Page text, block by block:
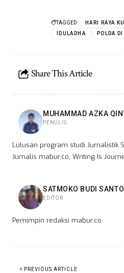
TAGGED: HARI RAYA
IDULADHA
POLDA
Share This Article
MUHAMMAD AZKA
PENULIS
Lulusan program studi Jurnalistik
Jurnalis mabur.co, Writing Is
SATMOKO BUDI
EDITOR
Pemimpin redaksi mabur.co
PREVIOUS ARTICLE